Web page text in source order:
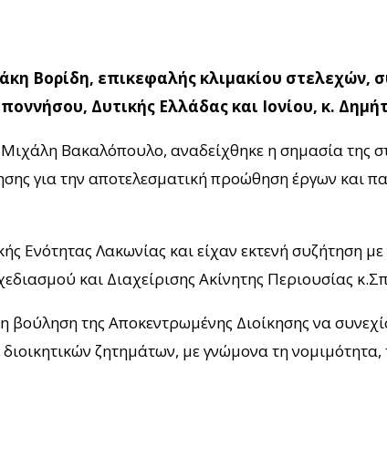
Βορίδη, επικεφαλής κλιμακίου στελεχών,
Δυτικής Ελλάδας και Ιονίου, κ.
Βακαλόπουλο, αναδείχθηκε η σημασία της
για την αποτελεσματική προώθηση έργων
Ενότητας Λακωνίας και είχαν εκτενή συζήτηση
και Διαχείρισης Ακίνητης Περιουσίας
της Αποκεντρωμένης Διοίκησης να
ζητημάτων, με γνώμονα τη